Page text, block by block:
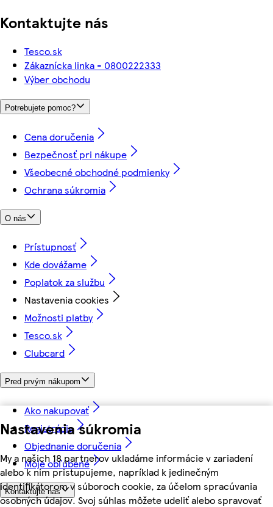
Nastavenia súkromia
My a našich 18 partnerov ukladáme informácie v zariadení
alebo k nim pristupujeme, napríklad k jedinečným
identifikátorom v súboroch cookie, za účelom spracúvania
osobných údajov. Svoj súhlas môžete udeliť alebo spravovať
Kontaktujte nás
Tesco.sk
Zákaznícka linka - 0800222333
Výber obchodu
Potrebujete pomoc?
Cena doručenia
Bezpečnosť pri nákupe
Všeobecné obchodné podmienky
Ochrana súkromia
O nás
Prístupnosť
Kde dovážame
Poplatok za službu
Nastavenia cookies
Možnosti platby
Tesco.sk
Clubcard
Pred prvým nákupom
Ako nakupovať
Registrácia
Objednanie doručenia
Moje obľúbené
Kontaktujte nás